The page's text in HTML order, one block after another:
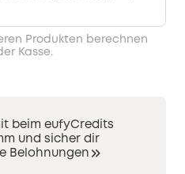
Produkten berechnen
Kasse.
beim eufyCredits
und sicher dir
Belohnungen